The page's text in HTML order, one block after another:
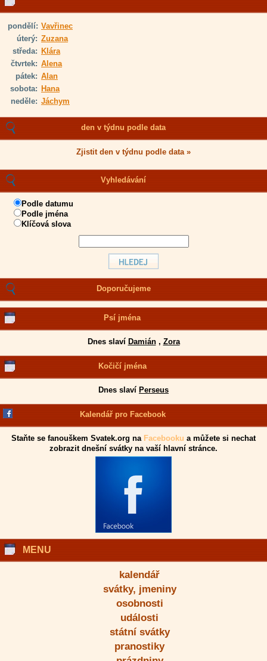
pondělí: Vavřinec
úterý: Zuzana
středa: Klára
čtvrtek: Alena
pátek: Alan
sobota: Hana
neděle: Jáchym
den v týdnu podle data
Zjistit den v týdnu podle data »
Vyhledávání
Podle datumu
Podle jména
Klíčová slova
Doporučujeme
Psí jména
Dnes slaví Damián, Zora
Kočičí jména
Dnes slaví Perseus
Kalendář pro Facebook
Staňte se fanouškem Svatek.org na Facebooku a můžete si nechat
zobrazit dnešní svátky na vaší hlavní stránce.
MENU
kalendář
svátky, jmeniny
osobnosti
události
státní svátky
pranostiky